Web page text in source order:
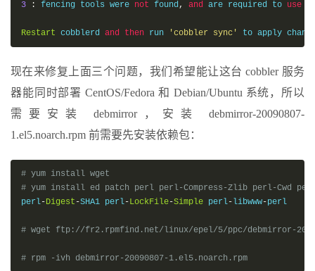
3 : fencing tools were not found, and are required to use
Restart cobblerd and then run 'cobbler sync' to apply
现在来修复上面三个问题，我们希望能让这台 cobbler 服务
器能同时部署 CentOS/Fedora 和 Debian/Ubuntu 系统，所以
需要安装 debmirror，安装 debmirror-20090807-
1.el5.noarch.rpm 前需要先安装依赖包：
# yum install wget
# yum install ed patch perl perl-Compress-Zlib perl-Cwd
perl-Digest -SHA1 perl-LockFile-Simple perl- libwww-perl
# wget ftp://fr2.rpmfind.net/linux/epel/5/ppc/debmirror-
# rpm -ivh debmirror-20090807-1.el5.noarch.rpm